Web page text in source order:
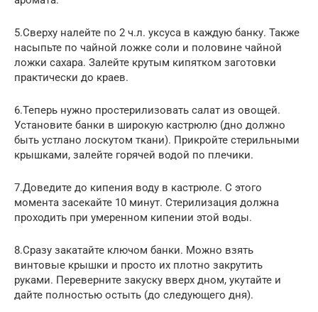
5.Сверху налейте по 2 ч.л. уксуса в каждую банку. Также
насыпьте по чайной ложке соли и половине чайной
ложки сахара. Залейте крутым кипятком заготовки
практически до краев.
6.Теперь нужно простерилизовать салат из овощей.
Установите банки в широкую кастрюлю (дно должно
быть устлано лоскутом ткани). Прикройте стерильными
крышками, залейте горячей водой по плечики.
7.Доведите до кипения воду в кастрюле. С этого
момента засекайте 10 минут. Стерилизация должна
проходить при умеренном кипении этой воды.
8.Сразу закатайте ключом банки. Можно взять
винтовые крышки и просто их плотно закрутить
руками. Переверните закуску вверх дном, укутайте и
дайте полностью остыть (до следующего дня).